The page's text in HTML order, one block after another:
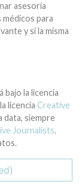
asesoría
para
y si la misma
bajo la licencia
licencia Creative
data, siempre
Journalists.